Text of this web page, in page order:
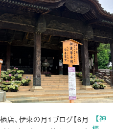
【神
店、伊東の月1ブログ【6月